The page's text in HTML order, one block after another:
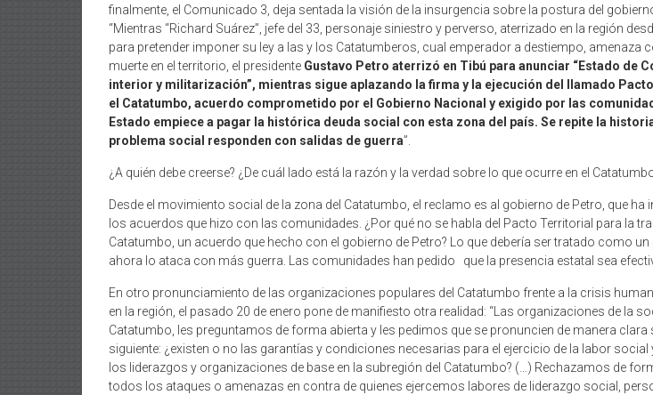
finalmente, el Comunicado 3, deja sentada la visión de la insurgencia sobre la postura del
“Mientras “Richard Suárez”, jefe del 33, personaje siniestro y perverso, aterrizado en la región
para pretender imponer su ley a las y los Catatumberos, cual emperador a destiempo, amenaza
muerte en el territorio, el presidente Gustavo Petro aterrizó en Tibú para anunciar “Estado de
interior y militarización”, mientras sigue aplazando la firma y la ejecución del llamado
el Catatumbo, acuerdo comprometido por el Gobierno Nacional y exigido por las
Estado empiece a pagar la histórica deuda social con esta zona del país. Se repite la
problema social responden con salidas de guerra”.
¿A quién debe creerse? ¿De cuál lado está la razón y la verdad sobre lo que ocurre en el
Desde el movimiento social de la zona del Catatumbo, el reclamo es al gobierno de Petro, que ha
los acuerdos que hizo con las comunidades. ¿Por qué no se habla del Pacto Territorial para la
Catatumbo, un acuerdo que hecho con el gobierno de Petro? Lo que debería ser tratado como
ahora lo ataca con más guerra. Las comunidades han pedido que la presencia estatal sea
En otro pronunciamiento de las organizaciones populares del Catatumbo frente a la crisis
en la región, el pasado 20 de enero pone de manifiesto otra realidad: “Las organizaciones de la
Catatumbo, les preguntamos de forma abierta y les pedimos que se pronuncien de manera clara
siguiente: ¿existen o no las garantías y condiciones necesarias para el ejercicio de la labor social
los liderazgos y organizaciones de base en la subregión del Catatumbo? (…) Rechazamos de
todos los ataques o amenazas en contra de quienes ejercemos labores de liderazgo social,